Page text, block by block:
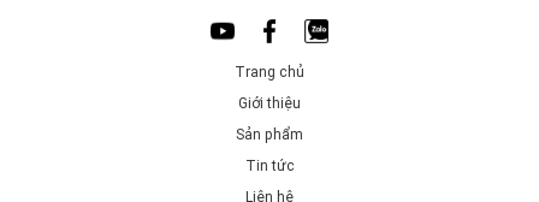
Trang chủ
Giới thiệu
Sản phẩm
Tin tức
Liên hệ